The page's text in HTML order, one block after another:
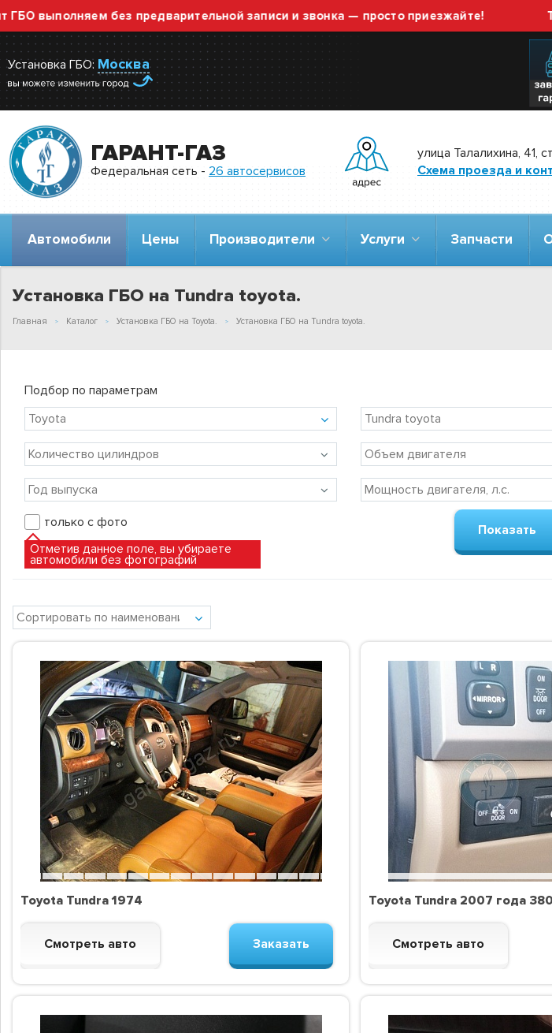
без предварительной записи и звонка — просто приезжайте!
Установка ГБО: Москва
ГАРАНТ-ГАЗ
Федеральная сеть - 26 автосервисов
улица Талалихина, 41,
Схема проезда и
Автомобили Цены Производители Услуги Запчасти
Установка ГБО на Tundra toyota.
Главная Каталог Установка ГБО на Toyota. Установка ГБО на Tundra toyota.
Подбор по параметрам
только с фото
Отметив данное поле, вы убираете
автомобили без фотографий
Toyota Tundra 1974
Смотреть авто Заказать
Toyota Tundra 2007 года
Смотреть авто